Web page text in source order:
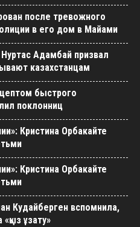
после тревожного
в его дом в Майами
Адамбай призвал
казахстанцам
быстрого
поклонниц
Кристина Орбакайте
Кристина Орбакайте
Кудайберген вспомнила,
ұзату»